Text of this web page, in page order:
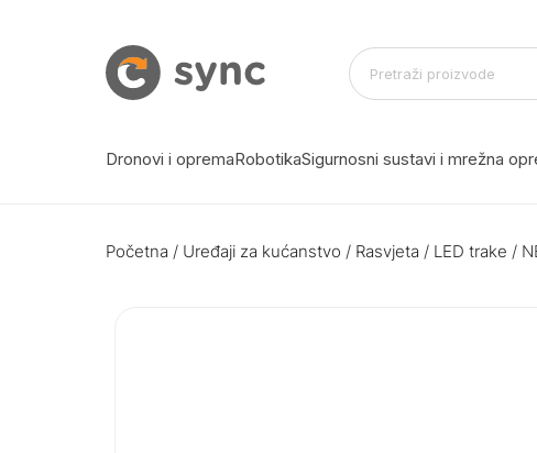
Dronovi i opremaRobotikaSigurnosni sustavi i mrežna
Početna / Uređaji za kućanstvo / Rasvjeta / LED trake /